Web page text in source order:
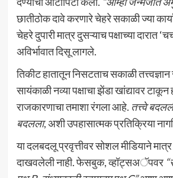
छातीठोक दावे करणारे चेहरे सकाळी ज्या
चेहरे दुपारी मात्र दुसऱ्याच पक्षाच्या दारात
अविर्भावात दिसू लागले.
तिकीट हातातून निसटताच सकाळी
सायंकाळी नव्या पक्षाचा झेंडा खांद्यावर
राजकारणाचा तमाशा रंगला आहे. तत्त्वे
बदलला, अशी उपहासात्मक प्रतिक्रिया
या दलबदलू प्रवृत्तीवर सोशल मीडियाने मात्र
दाखवलेली नाही. फेसबुक, व्हॉट्सअॅपवर